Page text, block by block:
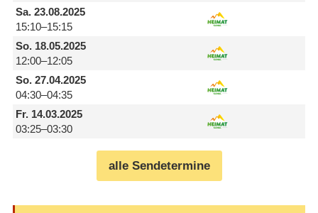
Sa.23.08.2025
15:10–15:15
So.18.05.2025
12:00–12:05
So.27.04.2025
04:30–04:35
Fr.14.03.2025
03:25–03:30
alle Sendetermine